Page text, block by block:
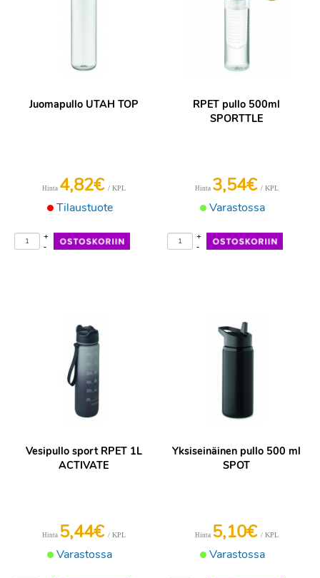
Juomapullo UTAH TOP
Tilaustuote
Hinta 4,82€ / KPL
-
+
RPET pullo 500ml
SPORTTLE
Varastossa
Hinta 3,54€ / KPL
-
+
Vesipullo sport RPET 1L
ACTIVATE
Varastossa
Hinta 5,44€ / KPL
Yksiseinäinen pullo 500 ml
SPOT
Varastossa
Hinta 5,10€ / KPL